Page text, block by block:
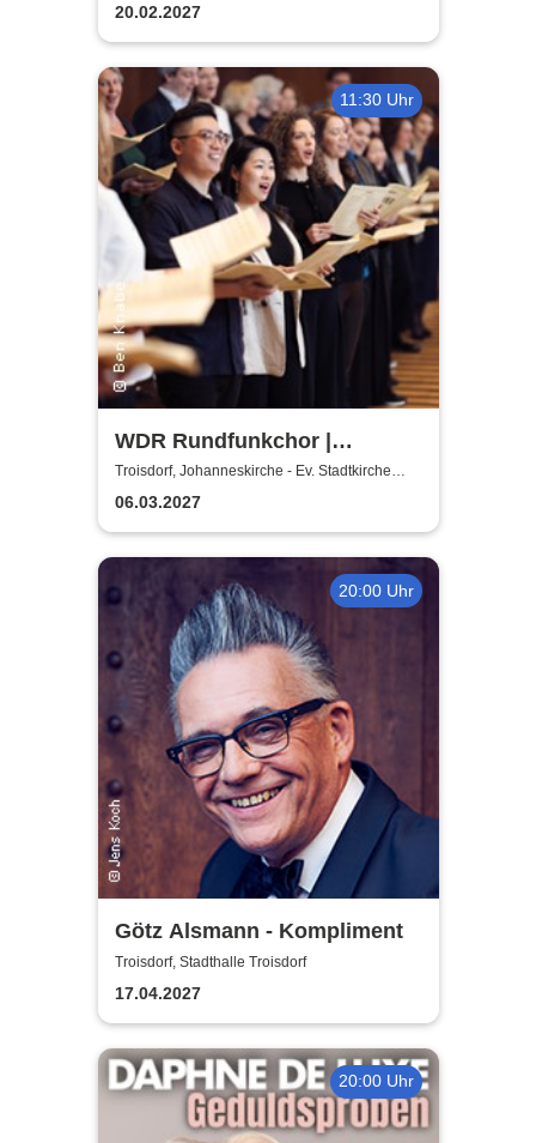
20.02.2027
11:30 Uhr
WDR Rundfunkchor |
Kommissar Krächz in der
Kirche
Troisdorf, Johanneskirche - Ev. Stadtkirche
Troisdorf
06.03.2027
20:00 Uhr
Götz Alsmann - Kompliment
Troisdorf, Stadthalle Troisdorf
17.04.2027
20:00 Uhr